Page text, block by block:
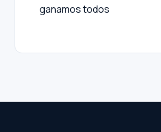
ganamos todos